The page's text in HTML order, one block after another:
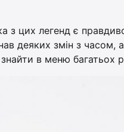
з цих легенд є
деяких змін з
в меню багатьох